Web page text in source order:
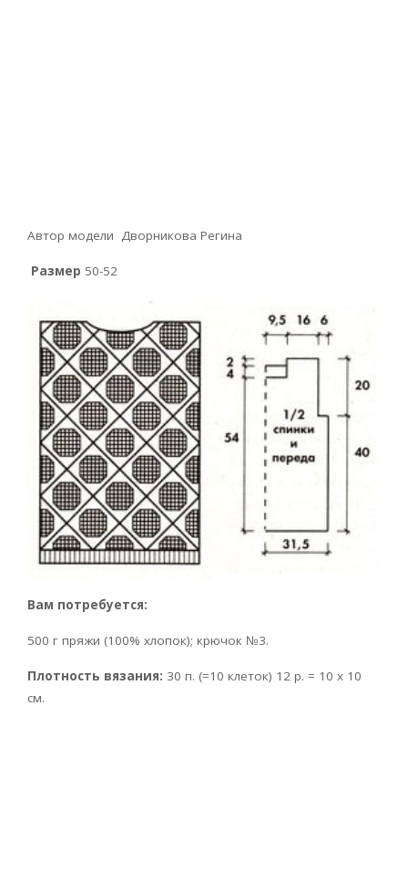
Автор модели Дворникова Регина
Размер 50-52
Вам потребуется:
500 г пряжи (100% хлопок); крючок №3.
Плотность вязания: 30 п. (=10 клеток) 12 р. = 10 х 10
см.